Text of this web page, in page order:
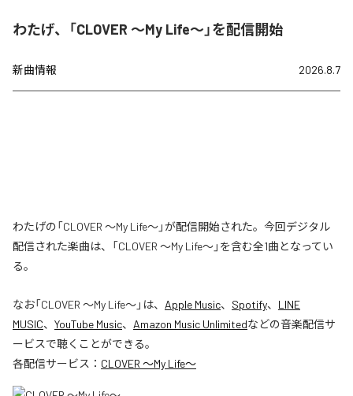
わたげ、「CLOVER ～My Life～」を配信開始
新曲情報 2026.8.7
わたげの「CLOVER ～My Life～」が配信開始された。今回デジタル
配信された楽曲は、「CLOVER ～My Life～」を含む全1曲となってい
る。
なお「CLOVER ～My Life～」は、 Apple Music、 Spotify、 LINE
MUSIC、 YouTube Music、 Amazon Music Unlimitedなどの音楽配信サ
ービスで聴くことができる。
各配信サービス： CLOVER ～My Life～